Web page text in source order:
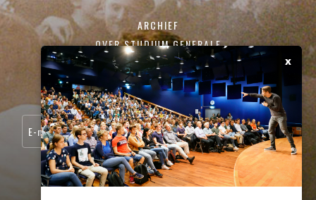
ARCHIEF
OVER STUDIUM GENERALE
CONTACT
SCHRIJF JE IN VOOR ONZE NIEUWSBRIEF:
x